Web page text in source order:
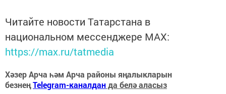
Читайте новости Татарстана в
национальном мессенджере MАХ:
https://max.ru/tatmedia
Хәзер Арча һәм Арча районы яңалыкларын
безнеңTelegram-каналданда белә аласыз